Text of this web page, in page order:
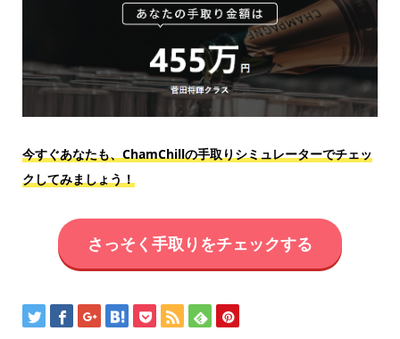
今すぐあなたも、ChamChillの手取りシミュレーターでチェッ
クしてみましょう！
さっそく手取りをチェックする